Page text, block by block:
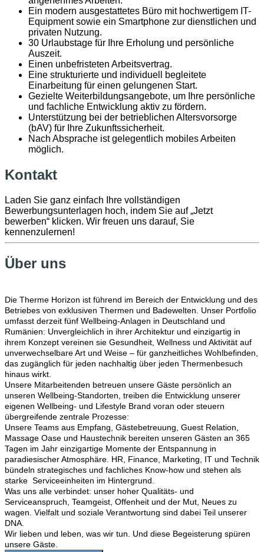
Ein modern ausgestattetes Büro mit hochwertigem IT-
Equipment sowie ein Smartphone zur dienstlichen und
privaten Nutzung.
30 Urlaubstage für Ihre Erholung und persönliche
Auszeit.
Einen unbefristeten Arbeitsvertrag.
Eine strukturierte und individuell begleitete
Einarbeitung für einen gelungenen Start.
Gezielte Weiterbildungsangebote, um Ihre persönliche
und fachliche Entwicklung aktiv zu fördern.
Unterstützung bei der betrieblichen Altersvorsorge
(bAV) für Ihre Zukunftssicherheit.
Nach Absprache ist gelegentlich mobiles Arbeiten
möglich.
Kontakt
Laden Sie ganz einfach Ihre vollständigen
Bewerbungsunterlagen hoch, indem Sie auf „Jetzt
bewerben“ klicken. Wir freuen uns darauf, Sie
kennenzulernen!
Über uns
Die Therme Horizon ist führend im Bereich der Entwicklung und des
Betriebes von exklusiven Thermen und Badewelten. Unser Portfolio
umfasst derzeit fünf Wellbeing-Anlagen in Deutschland und
Rumänien: Unvergleichlich in ihrer Architektur und einzigartig in
ihrem Konzept vereinen sie Gesundheit, Wellness und Aktivität auf
unverwechselbare Art und Weise – für ganzheitliches Wohlbefinden,
das zugänglich für jeden nachhaltig über jeden Thermenbesuch
hinaus wirkt.
Unsere Mitarbeitenden betreuen unsere Gäste persönlich an
unseren Wellbeing-Standorten, treiben die Entwicklung unserer
eigenen Wellbeing- und Lifestyle Brand voran oder steuern
übergreifende zentrale Prozesse:
Unsere Teams aus Empfang, Gästebetreuung, Guest Relation,
Massage Oase und Haustechnik bereiten unseren Gästen an 365
Tagen im Jahr einzigartige Momente der Entspannung in
paradiesischer Atmosphäre. HR, Finance, Marketing, IT und Technik
bündeln strategisches und fachliches Know-how und stehen als
starke Serviceeinheiten im Hintergrund.
Was uns alle verbindet: unser hoher Qualitäts- und
Serviceanspruch, Teamgeist, Offenheit und der Mut, Neues zu
wagen. Vielfalt und soziale Verantwortung sind dabei Teil unserer
DNA.
Wir lieben und leben, was wir tun. Und diese Begeisterung spüren
unsere Gäste.